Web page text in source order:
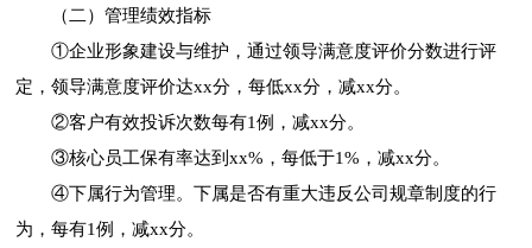
（二）管理绩效指标
①企业形象建设与维护，通过领导满意度评价分数进行评
定，领导满意度评价达xx分，每低xx分，减xx分。
②客户有效投诉次数每有1例，减xx分。
③核心员工保有率达到xx%，每低于1%，减xx分。
④下属行为管理。下属是否有重大违反公司规章制度的行
为，每有1例，减xx分。